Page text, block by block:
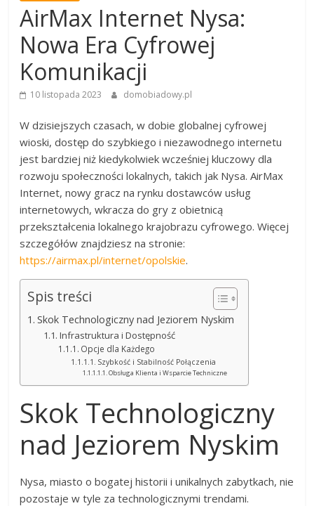
AirMax Internet Nysa:
Nowa Era Cyfrowej
Komunikacji
10 listopada 2023 domobiadowy.pl
W dzisiejszych czasach, w dobie globalnej cyfrowej
wioski, dostęp do szybkiego i niezawodnego internetu
jest bardziej niż kiedykolwiek wcześniej kluczowy dla
rozwoju społeczności lokalnych, takich jak Nysa. AirMax
Internet, nowy gracz na rynku dostawców usług
internetowych, wkracza do gry z obietnicą
przekształcenia lokalnego krajobrazu cyfrowego. Więcej
szczegółów znajdziesz na stronie:
https://airmax.pl/internet/opolskie.
Spis treści
Skok Technologiczny nad Jeziorem Nyskim
Infrastruktura i Dostępność
Opcje dla Każdego
Szybkość i Stabilność Połączenia
Obsługa Klienta i Wsparcie Techniczne
Skok Technologiczny
nad Jeziorem Nyskim
Nysa, miasto o bogatej historii i unikalnych zabytkach, nie
pozostaje w tyle za technologicznymi trendami.